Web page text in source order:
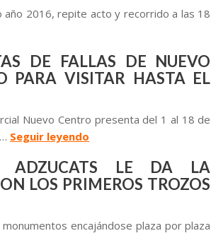
año 2016, repite acto y recorrido a las 18
DE FALLAS DE NUEVO
PARA VISITAR HASTA EL
Nuevo Centro presenta del 1 al 18 de
Seguir leyendo
ADZUCATS LE DA LA
LOS PRIMEROS TROZOS
encajándose plaza por plaza